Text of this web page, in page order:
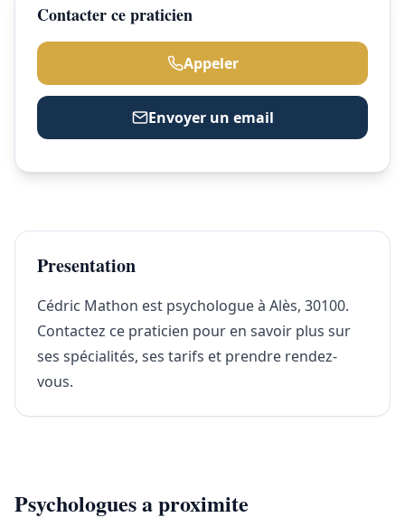
Contacter ce praticien
Appeler
Envoyer un email
Presentation
Cédric Mathon est psychologue à Alès, 30100.
Contactez ce praticien pour en savoir plus sur
ses spécialités, ses tarifs et prendre rendez-
vous.
Psychologues a proximite